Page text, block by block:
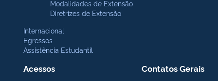
Modalidades de Extensão
Diretrizes de Extensão
Internacional
Egressos
Assistência Estudantil
Acessos Contatos Gerais